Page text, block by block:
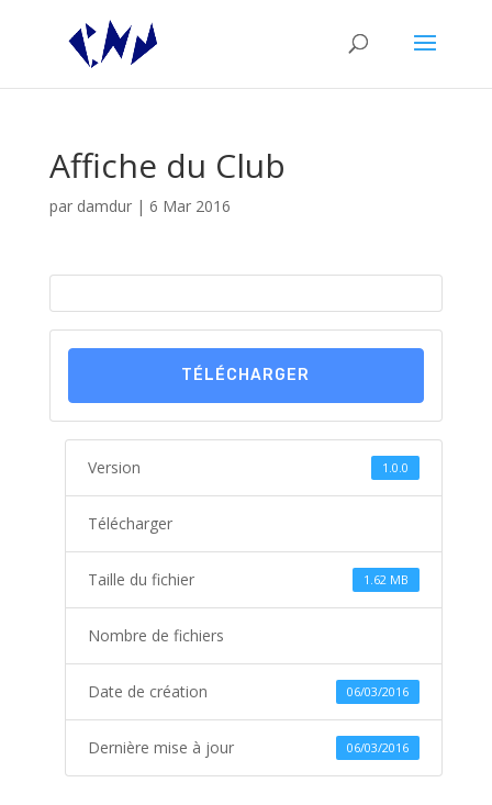
Affiche du Club
par damdur| 6 Mar 2016
TÉLÉCHARGER
Version 1.0.0
Télécharger
Taille du fichier 1.62 MB
Nombre de fichiers
Date de création 06/03/2016
Dernière mise à jour 06/03/2016